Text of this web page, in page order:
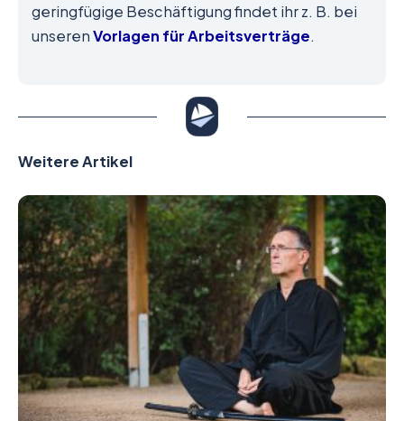
geringfügige Beschäftigung findet ihr z. B. bei
unserenVorlagen für Arbeitsverträge.
Weitere Artikel